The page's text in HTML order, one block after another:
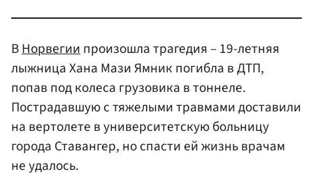
ВНорвегиипроизошла трагедия – 19-летняя
лыжница Хана Мази Ямник погибла в ДТП,
попав под колеса грузовика в тоннеле.
Пострадавшую с тяжелыми травмами доставили
на вертолете в университетскую больницу
города Ставангер, но спасти ей жизнь врачам
не удалось.